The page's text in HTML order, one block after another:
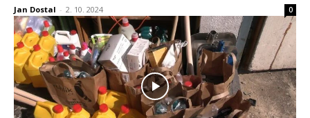
Jan Dostal - 2. 10. 2024 0